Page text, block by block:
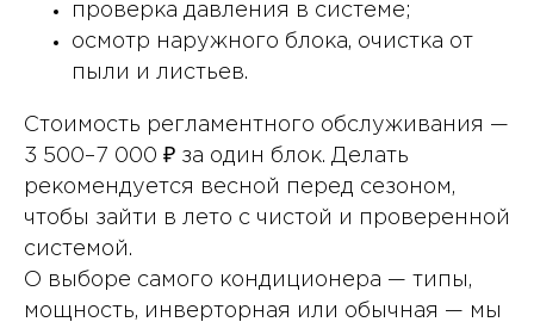
проверка давления в системе;
осмотр наружного блока, очистка от
пыли и листьев.
Стоимость регламентного обслуживания —
3 500–7 000 ₽ за один блок. Делать
рекомендуется весной перед сезоном,
чтобы зайти в лето с чистой и проверенной
системой.
О выборе самого кондиционера — типы,
мощность, инверторная или обычная — мы